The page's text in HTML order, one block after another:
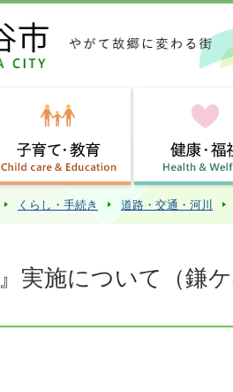
この
くらし・手続き 道路・交通・河川
』実施について（鎌